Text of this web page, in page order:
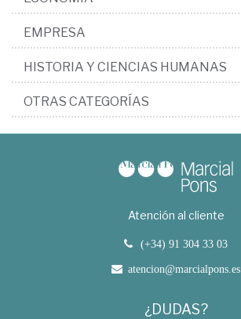
EMPRESA
HISTORIA Y CIENCIAS HUMANAS
OTRAS CATEGORÍAS
Atención al cliente
(+34) 91 304 33 03
atencion@marcialpons.es
¿DUDAS?